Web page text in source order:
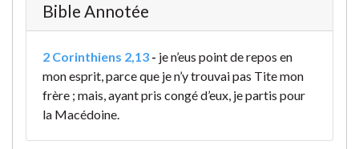
Bible Annotée
2 Corinthiens 2,13 - je n’eus point de repos en
mon esprit, parce que je n’y trouvai pas Tite mon
frère ; mais, ayant pris congé d’eux, je partis pour
la Macédoine.